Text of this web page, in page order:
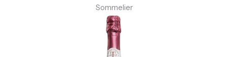
Sommelier